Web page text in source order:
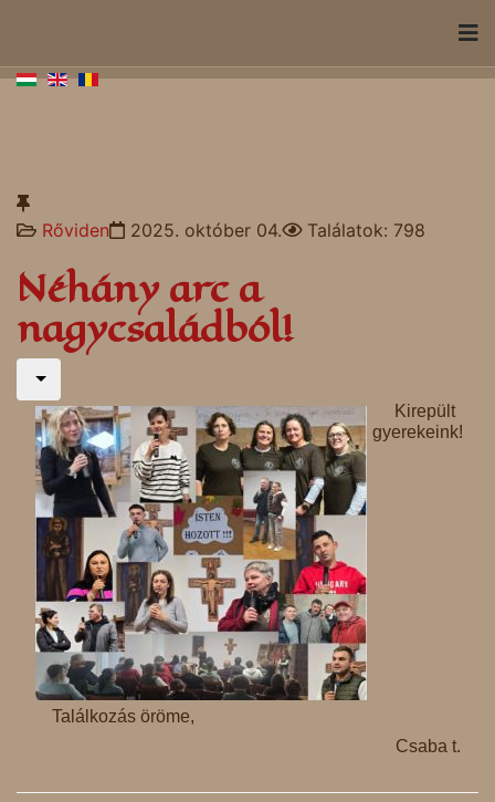
Rőviden 2025. október 04. Találatok: 798
Néhány arc a
nagycsaládból!
Kirepült
gyerekeink!
Találkozás öröme,
Csaba t.